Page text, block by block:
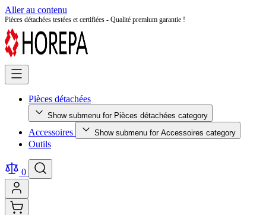
Aller au contenu
Pièces détachées testées et certifiées - Qualité premium garantie !
Pièces détachées
Show submenu for Pièces détachées category
Accessoires Show submenu for Accessoires category
Outils
0